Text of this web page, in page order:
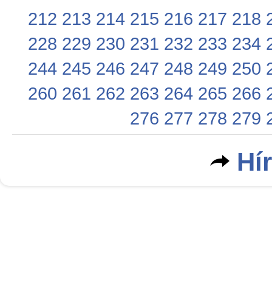
212 213 214 215 216 217 218
228 229 230 231 232 233 234
244 245 246 247 248 249 250
260 261 262 263 264 265 266
276 277 278 279